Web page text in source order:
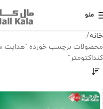
منو
خانه
کنداکتومتر”